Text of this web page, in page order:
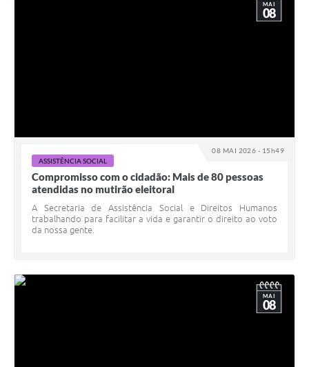
08 MAI 2026 - 15h49
MAI
08
ASSISTÊNCIA SOCIAL
Compromisso com o cidadão: Mais de 80 pessoas
atendidas no mutirão eleitoral
A Secretaria de Assistência Social e Direitos Humanos
trabalhando para facilitar a vida e garantir o direito ao voto
da nossa gente.
MAI
08